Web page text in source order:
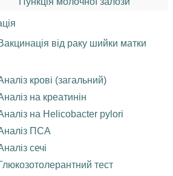
від раку шийки матки
крові (загальний)
на креатинін
на Helicobacter pylori
ПСА
сечі
тест